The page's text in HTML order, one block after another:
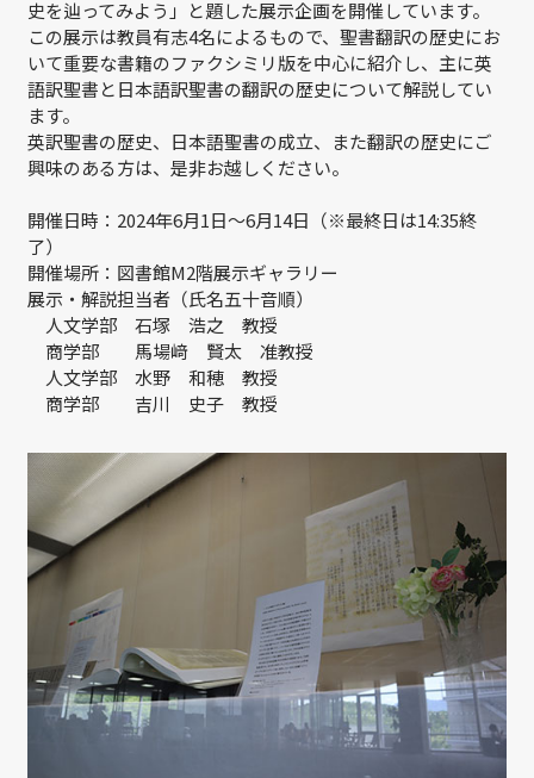
史を辿ってみよう」と題した展示企画を開催しています。
この展示は教員有志4名によるもので、聖書翻訳の歴史にお
いて重要な書籍のファクシミリ版を中心に紹介し、主に英
語訳聖書と日本語訳聖書の翻訳の歴史について解説してい
ます。
英訳聖書の歴史、日本語聖書の成立、また翻訳の歴史にご
興味のある方は、是非お越しください。
開催日時：2024年6月1日～6月14日（※最終日は14:35終
了）
開催場所：図書館M2階展示ギャラリー
展示・解説担当者（氏名五十音順）
人文学部 石塚 浩之 教授
商学部 馬場﨑 賢太 准教授
人文学部 水野 和穂 教授
商学部 吉川 史子 教授